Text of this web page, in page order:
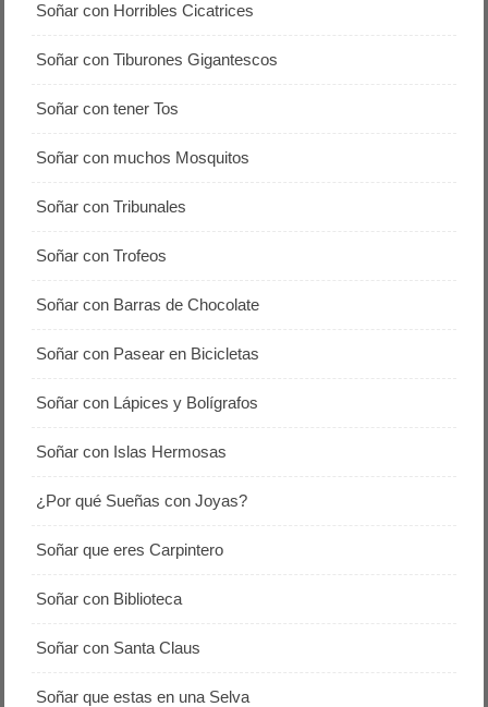
Soñar con Horribles Cicatrices
Soñar con Tiburones Gigantescos
Soñar con tener Tos
Soñar con muchos Mosquitos
Soñar con Tribunales
Soñar con Trofeos
Soñar con Barras de Chocolate
Soñar con Pasear en Bicicletas
Soñar con Lápices y Bolígrafos
Soñar con Islas Hermosas
¿Por qué Sueñas con Joyas?
Soñar que eres Carpintero
Soñar con Biblioteca
Soñar con Santa Claus
Soñar que estas en una Selva